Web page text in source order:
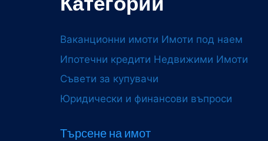
Ваканционни имоти Имоти под наем
Ипотечни кредити Недвижими Имоти
Съвети за купувачи
Юридически и финансови въпроси
Търсене на имот